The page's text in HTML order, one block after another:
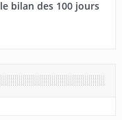
bilan des 100 jours